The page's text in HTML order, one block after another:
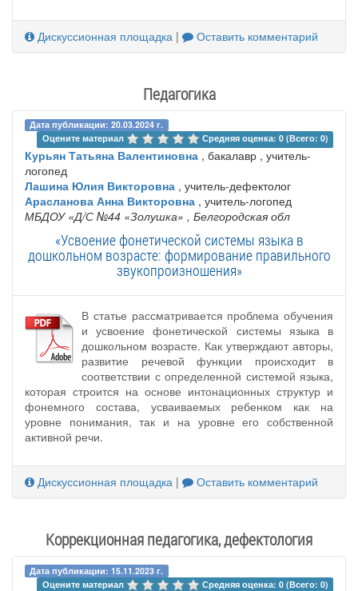
Дискуссионная площадка | Оставить комментарий
Педагогика
Дата публикации: 20.03.2024 г.
Оцените материал
Средняя оценка: 0 (Всего: 0)
Курьян Татьяна Валентиновна , бакалавр , учитель-
логопед
Лашина Юлия Викторовна , учитель-дефектолог
Арасланова Анна Викторовна , учитель-логопед
МБДОУ «Д/С №44 «Золушка» , Белгородская обл
«Усвоение фонетической системы языка в
дошкольном возрасте: формирование правильного
звукопроизношения»
В статье рассматривается проблема обучения
и усвоение фонетической системы языка в
дошкольном возрасте. Как утверждают авторы,
развитие речевой функции происходит в
соответствии с определенной системой языка,
которая строится на основе интонационных структур и
фонемного состава, усваиваемых ребенком как на
уровне понимания, так и на уровне его собственной
активной речи.
Дискуссионная площадка | Оставить комментарий
Коррекционная педагогика, дефектология
Дата публикации: 15.11.2023 г.
Оцените материал
Средняя оценка: 0 (Всего: 0)